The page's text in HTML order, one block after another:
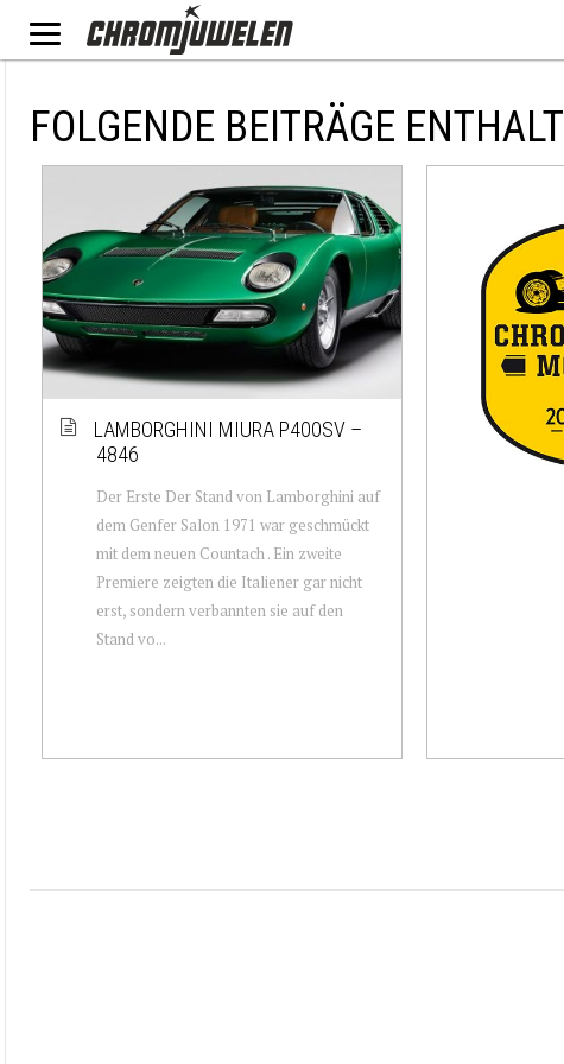
FOLGENDE BEITRÄGE
LAMBORGHINI MIURA P400SV –
4846
Der Erste Der Stand von Lamborghini auf
dem Genfer Salon 1971 war geschmückt
mit dem neuen Countach . Ein zweite
Premiere zeigten die Italiener gar nicht
erst, sondern verbannten sie auf den
Stand vo...